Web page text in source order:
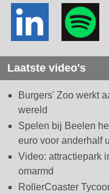
Laatste video's
Burgers' Zoo werkt
wereld
Spelen bij Beelen
euro voor anderhalf
Video: attractiepark
omarmd
RollerCoaster